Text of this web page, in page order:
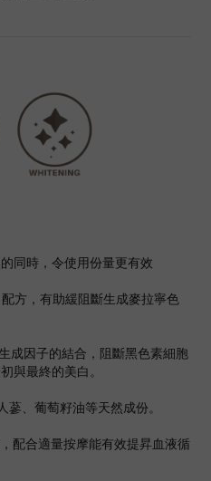
同時，令使用份量更有效
方，有助緩阻斷生成麥拉寧色
成因子的結合，阻斷黑色素細胞
與最終的美白。
、葡萄籽油等天然成份。
配合適量按摩能有效提昇血液循